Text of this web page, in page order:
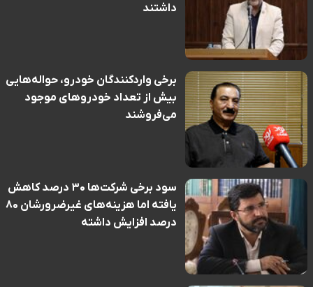
داشتند
برخی واردکنندگان خودرو، حواله‌هایی
بیش از تعداد خودروهای موجود
می‌فروشند
سود برخی شرکت‌ها ۳۰ درصد کاهش
یافته اما هزینه‌های غیرضرورشان ۸۰
درصد افزایش داشته